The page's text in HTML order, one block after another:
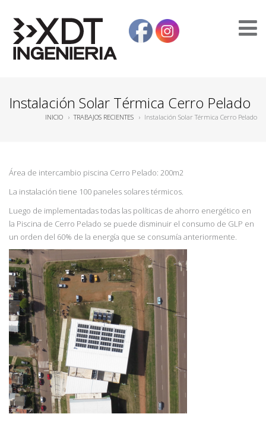
Instalación Solar Térmica Cerro Pelado
INICIO ›TRABAJOS RECIENTES › Instalación Solar Térmica Cerro Pelado
Área de intercambio piscina Cerro Pelado: 200m2
La instalación tiene 100 paneles solares térmicos.
Luego de implementadas todas las políticas de ahorro energético en
la Piscina de Cerro Pelado se puede disminuir el consumo de GLP en
un orden del 60% de la energía que se consumía anteriormente.